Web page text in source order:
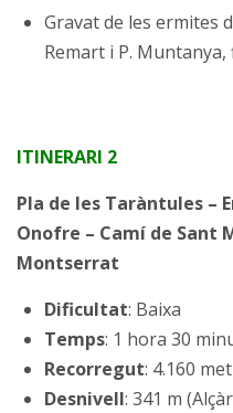
Gravat de les ermites
Remart i P. Muntanya,
ITINERARI 2
Pla de les Taràntules –
Onofre – Camí de Sant
Montserrat
Dificultat: Baixa
Temps: 1 hora 30
Recorregut: 4.160
Desnivell: 341 m